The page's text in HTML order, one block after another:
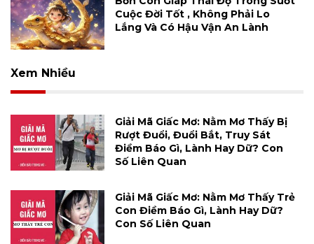
Cuộc Đời Tốt , Không Phải Lo
Lắng Và Có Hậu Vận An Lành
Xem Nhiều
Giải Mã Giấc Mơ: Nằm Mơ Thấy Bị
Rượt Đuổi, Đuổi Bắt, Truy Sát
Điềm Báo Gì, Lành Hay Dữ? Con
Số Liên Quan
Giải Mã Giấc Mơ: Nằm Mơ Thấy Trẻ
Con Điềm Báo Gì, Lành Hay Dữ?
Con Số Liên Quan